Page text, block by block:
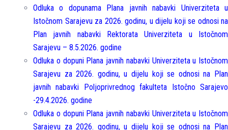
Odluka o dopunama Plana javnih nabavki Univerziteta u
Istočnom Sarajevu za 2026. godinu, u dijelu koji se odnosi na
Plan javnih nabavki Rektorata Univerziteta u Istočnom
Sarajevu – 8.5.2026. godine
Odluka o dopuni Plana javnih nabavki Univerziteta u Istočnom
Sarajevu za 2026. godinu, u dijelu koji se odnosi na Plan
javnih nabavki Poljoprivrednog fakulteta Istočno Sarajevo
-29.4.2026. godine
Odluka o dopuni Plana javnih nabavki Univerziteta u Istočnom
Sarajevu za 2026. godinu, u dijelu koji se odnosi na Plan